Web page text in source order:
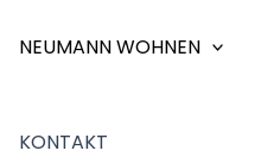
NEUMANN WOHNEN
KONTAKT